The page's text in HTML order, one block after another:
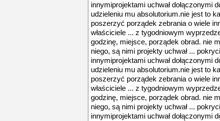
innymiprojektami uchwał dołączonymi
udzieleniu mu absolutorium.nie jest to
poszerzyć porządek zebrania o wiele
właściciele ... z tygodniowym
godzinę, miejsce, porządek obrad. nie
niego, są nimi projekty uchwał ...
innymiprojektami uchwał dołączonymi
udzieleniu mu absolutorium.nie jest to
poszerzyć porządek zebrania o wiele
właściciele ... z tygodniowym
godzinę, miejsce, porządek obrad. nie
niego, są nimi projekty uchwał ...
innymiprojektami uchwał dołączonymi